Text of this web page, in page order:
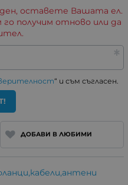
оставете Вашата ел.
получим отново или да
“ и съм съгласен.
ДОБАВИ В ЛЮБИМИ